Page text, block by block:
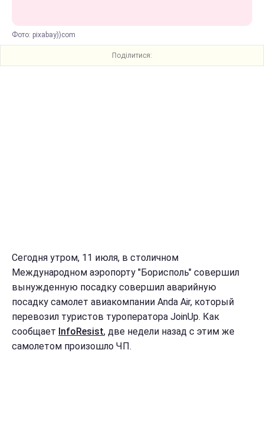
Фото: pixabay))com
Поділитися:
Сегодня утром, 11 июля, в столичном
Международном аэропорту "Борисполь" совершил
вынужденную посадку совершил аварийную
посадку самолет авиакомпании Anda Air, который
перевозил туристов туроператора JoinUp. Как
сообщает InfoResist, две недели назад с этим же
самолетом произошло ЧП.